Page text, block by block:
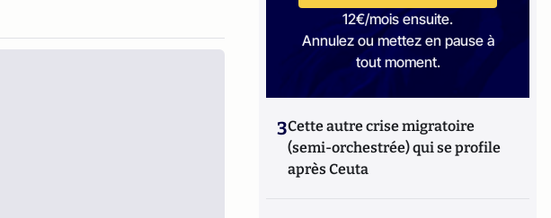
12€/mois ensuite.
Annulez ou mettez en pause à
tout moment.
3Cette autre crise migratoire
(semi-orchestrée) qui se profile
après Ceuta